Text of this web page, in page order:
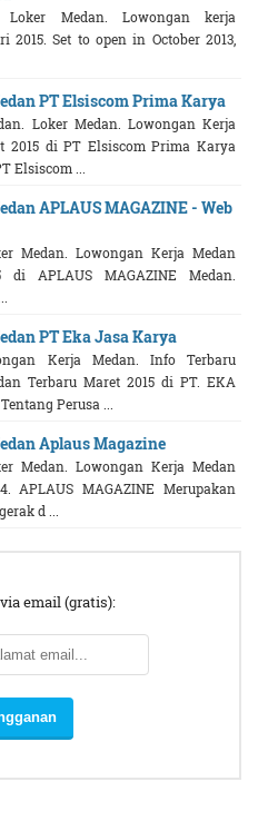
Loker Medan. Lowongan kerja
2015. Set to open in October 2013,
PT Elsiscom Prima Karya
Loker Medan. Lowongan Kerja
2015 di PT Elsiscom Prima Karya
Elsiscom ...
APLAUS MAGAZINE - Web
Medan. Lowongan Kerja Medan
di APLAUS MAGAZINE Medan.
PT Eka Jasa Karya
Kerja Medan. Info Terbaru
Terbaru Maret 2015 di PT. EKA
Perusa ...
Aplaus Magazine
Medan. Lowongan Kerja Medan
APLAUS MAGAZINE Merupakan
d ...
email (gratis):